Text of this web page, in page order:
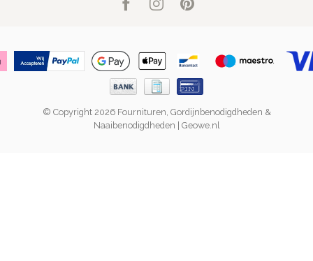
© Copyright 2026 Fournituren, Gordijnbenodigdheden &
Naaibenodigdheden | Geowe.nl